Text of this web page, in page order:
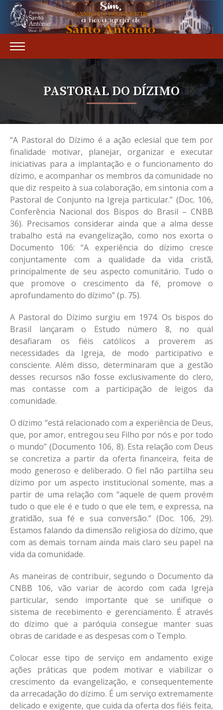
PASTORAL DO DÍZIMO
“A Pastoral do Dízimo é a ação eclesial que tem por
finalidade motivar, planejar, organizar e executar
iniciativas para a implantação e o funcionamento do
dízimo, e acompanhar os membros da comunidade no
que diz respeito à sua colaboração, em sintonia com a
Pastoral de Conjunto na Igreja particular.” (Doc. 106,
Conferência Nacional dos Bispos do Brasil – CNBB
36). Precisamos considerar ainda que a alma desse
trabalho está na evangelização, como nos exorta o
Documento 106: “A experiência do dízimo cresce
conjuntamente com a qualidade da vida cristã,
principalmente de seu aspecto comunitário. Tudo o
que promove o crescimento da fé, promove o
aprofundamento do dízimo” (p. 75).
A Pastoral do Dízimo surgiu em 1974. Os bispos do
Brasil lançaram o Estudo número 8, no qual
desafiaram os fiéis católicos a proverem as
necessidades da Igreja, de modo participativo e
consciente. Além disso, determinaram que a gestão
desses recursos não fosse exclusivamente do clero,
mas contasse com a participação de leigos da
comunidade.
O dízimo “está relacionado com a experiência de Deus,
que, por amor, entregou seu Filho por nós e por todo
o mundo” (Documento 106, 8). Esta relação com Deus
se concretiza a partir da oferta financeira, feita de
modo generoso e deliberado. O fiel não partilha seu
dízimo por um aspecto institucional somente, mas a
partir de uma relação com “aquele de quem provém
tudo o que ele é e tudo o que ele tem, e expressa, na
gratidão, sua fé e sua conversão.” (Doc. 106, 29).
Estamos falando da dimensão religiosa do dízimo, que
com as demais tornam ainda mais claro seu papel na
vida da comunidade.
As maneiras de contribuir, segundo o Documento da
CNBB 106, vão variar de acordo com cada Igreja
particular, sendo importante que se unifique o
sistema de recebimento e gerenciamento. É através
do dízimo que a paróquia consegue manter suas
obras de caridade e as despesas com o Templo.
Colocar esse tipo de serviço em andamento exige
ações práticas que podem motivar e viabilizar o
crescimento da evangelização, e consequentemente
da arrecadação do dízimo. É um serviço extremamente
delicado e exigente, que cuida da oferta dos fiéis feita,